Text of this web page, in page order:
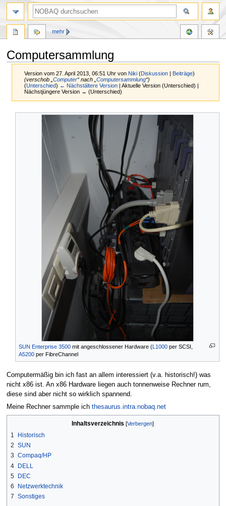
Computersammlung
Version vom 27. April 2013, 06:51 Uhr vonNiki (Diskussion |Beiträge)
(verschob „Computer“ nach „Computersammlung“)
(Unterschied) ← Nächstältere Version | Aktuelle Version (Unterschied) |
Nächstjüngere Version → (Unterschied)
Zur
Zur
SUN Enterprise 3500 mit angeschlossener Hardware (L1000 per SCSI,
A5200 per FibreChannel
Computermäßig bin ich fast an allem interessiert (v.a. historisch!) was
nicht x86 ist. An x86 Hardware liegen auch tonnenweise Rechner rum,
diese sind aber nicht so wirklich spannend.
Meine Rechner sammple ich thesaurus.intra.nobaq.net
Inhaltsverzeichnis
1
Historisch
2 SUN
3 Compaq/HP
4 DELL
5 DEC
6
Netzwerktechnik
7 Sonstiges
mehr